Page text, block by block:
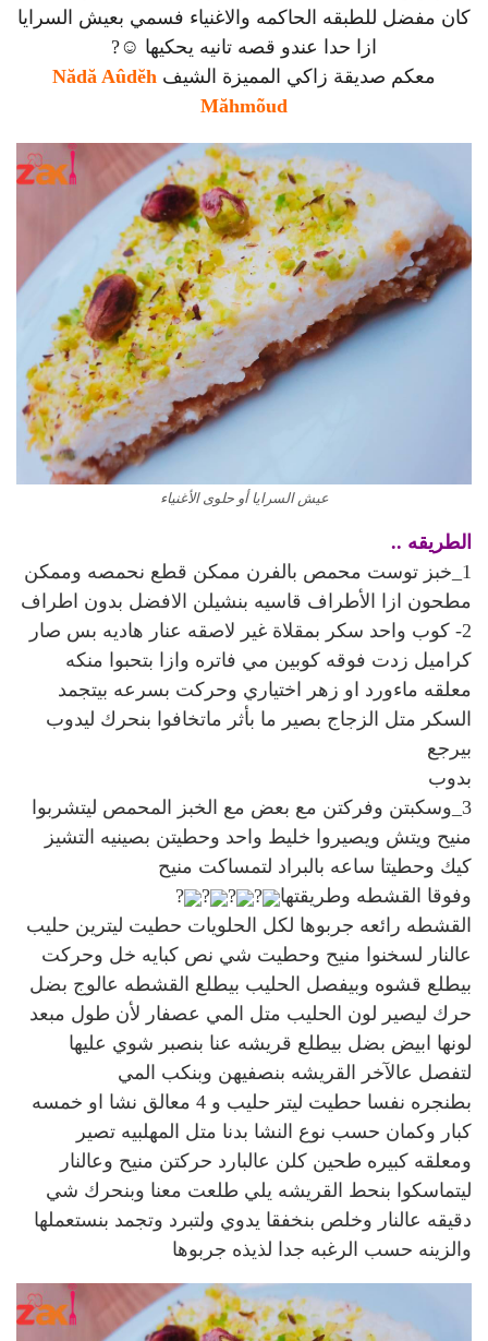
كان مفضل للطبقه الحاكمه والاغنياء فسمي بعيش السرايا
ازا حدا عندو قصه تانيه يحكيها ☺
?
معكم صديقة زاكي المميزة الشيف Nădă Aûdĕh
Măhmõud
عيش السرايا أو حلوى الأغنياء
الطريقه ..
1_خبز توست محمص بالفرن ممكن قطع نحمصه وممكن
مطحون ازا الأطراف قاسيه بنشيلن الافضل بدون اطراف
2- كوب واحد سكر بمقلاة غير لاصقه عنار هاديه بس صار
كراميل زدت فوقه كوبين مي فاتره وازا بتحبوا منكه
معلقه ماءورد او زهر اختياري وحركت بسرعه بيتجمد
السكر متل الزجاج بصير ما بأثر ماتخافوا بنحرك ليدوب
بيرجع
بدوب
3_وسكبتن وفركتن مع بعض مع الخبز المحمص ليتشربوا
منيح ويتش ويصيروا خليط واحد وحطيتن بصينيه التشيز
كيك وحطيتا ساعه بالبراد لتمساكت منيح
وفوقا القشطه وطريقتها
?
?
?
?
القشطه رائعه جربوها لكل الحلويات حطيت ليترين حليب
عالنار لسخنوا منيح وحطيت شي نص كبايه خل وحركت
بيطلع قشوه وبيفصل الحليب بيطلع القشطه عالوج بضل
حرك ليصير لون الحليب متل المي عصفار لأن طول مبعد
لونها ابيض بضل بيطلع قريشه عنا بنصبر شوي عليها
لتفصل عالآخر القريشه بنصفيهن وبنكب المي
بطنجره نفسا حطيت ليتر حليب و 4 معالق نشا او خمسه
كبار وكمان حسب نوع النشا بدنا متل المهلبيه تصير
ومعلقه كبيره طحين كلن عالبارد حركتن منيح وعالنار
ليتماسكوا بنحط القريشه يلي طلعت معنا وبنحرك شي
دقيقه عالنار وخلص بنخفقا يدوي ولتبرد وتجمد بنستعملها
والزينه حسب الرغبه جدا لذيذه جربوها